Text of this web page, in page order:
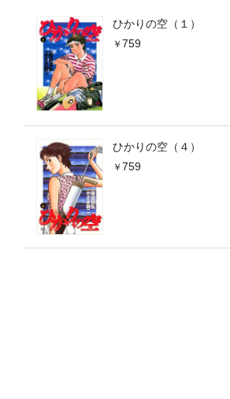
ひかりの空（１）
759
ひかりの空（４）
759